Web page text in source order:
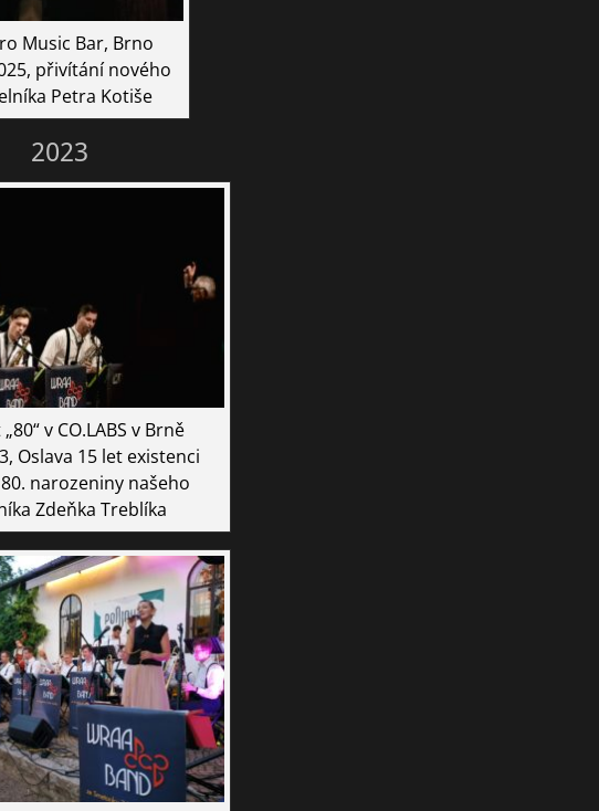
Music Bar, Brno
přivítání nového
Petra Kotiše
2023
v CO.LABS v Brně
Oslava 15 let existenci
narozeniny našeho
Zdeňka Treblíka